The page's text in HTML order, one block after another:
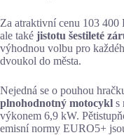
Za atraktivní cenu 103 400
ale také jistotu šestileté
výhodnou volbu pro
dvoukol do města.
Nejedná se o pouhou
plnohodnotný motocykl s
výkonem 6,9 kW.
emisní normy EURO5+